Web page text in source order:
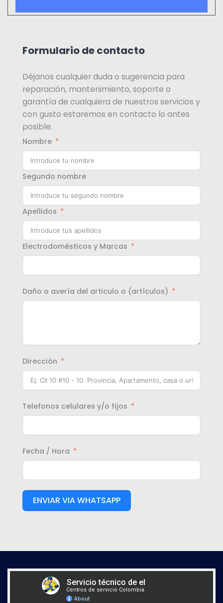
Formulario de contacto
Déjanos cualquier duda o sugerencia para
reparación, mantenimiento, soporte o
garantía de cualquiera de nuestros servicios y
con gusto estaremos en contacto lo antes
posible.
Nombre
Segundo nombre
Apellidos
Electrodomésticos y Marcas
Daño o avería del articulo o (artículos)
Dirección
Telefonos celulares y/o fijos
Fecha / Hora
ENVIAR VIA WHATSAPP